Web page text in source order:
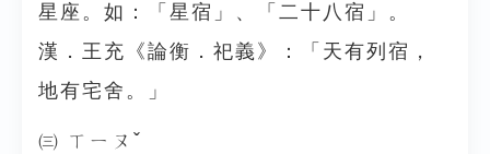
星座。如：「星宿」、「二十八宿」。
漢．王充《論衡．祀義》：「天有列宿，
地有宅舍。」
㈢ ㄒㄧㄡˇ